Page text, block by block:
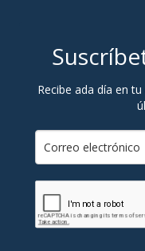
Recibe ada día en